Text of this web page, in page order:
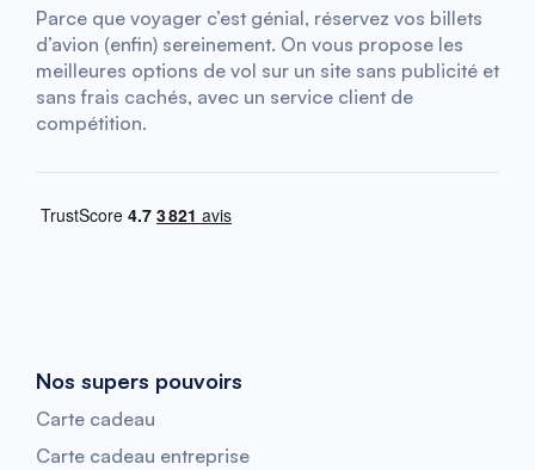
Parce que voyager c’est génial, réservez vos billets
d’avion (enfin) sereinement. On vous propose les
meilleures options de vol sur un site sans publicité et
sans frais cachés, avec un service client de
compétition.
Nos supers pouvoirs
Carte cadeau
Carte cadeau entreprise